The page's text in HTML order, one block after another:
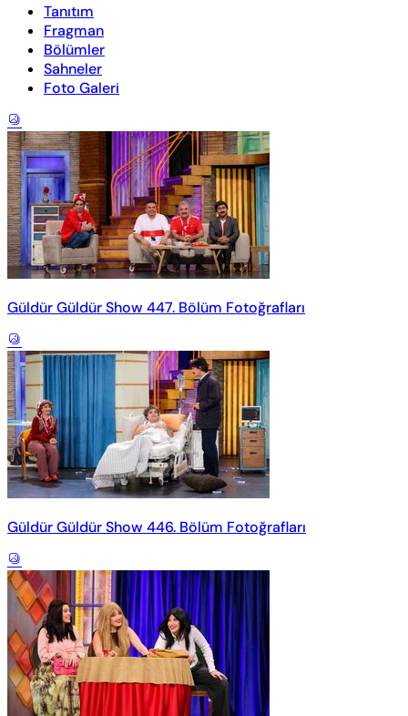
Tanıtım
Fragman
Bölümler
Sahneler
Foto Galeri
Güldür Güldür Show 447. Bölüm Fotoğrafları
Güldür Güldür Show 446. Bölüm Fotoğrafları